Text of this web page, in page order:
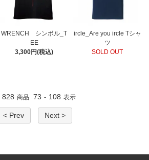
WRENCH シンボル_T
EE
3,300円(税込)
ircle_Are you ircle Tシャ
ツ
SOLD OUT
828 商品 73 - 108 表示
< Prev Next >